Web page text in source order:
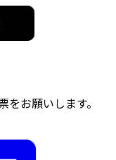
お願いします。